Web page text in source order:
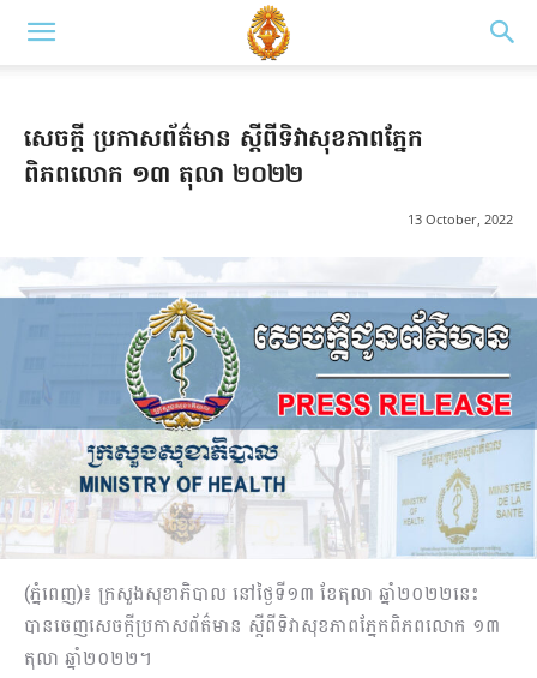
សេចក្តី ប្រកាសព័ត៌មាន ស្តីពីទិវាសុខភាពភ្នែក
ពិភពលោក ១៣ តុលា ២០២២
13 October, 2022
(ភ្នំពេញ)៖ ក្រសួងសុខាភិបាល នៅថ្ងៃទី១៣ ខែតុលា ឆ្នាំ២០២២នេះ
បានចេញសេចក្តីប្រកាសព័ត៌មាន ស្តីពីទិវាសុខភាពភ្នែកពិភពលោក ១៣
តុលា ឆ្នាំ២០២២។